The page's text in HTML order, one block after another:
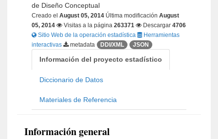
de Diseño Conceptual
Creado el August 05, 2014 Última modificación August
05, 2014
Visitas a la página 263371 Descargar 4706
Sitio Web de la operación estadística
Herramientas
interactivas
metadata DDI/XML JSON
Información del proyecto estadístico
Diccionario de Datos
Materiales de Referencia
Información general